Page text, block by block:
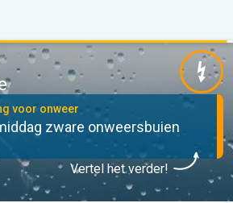
voor onweer
zware onweersbuien
Vertel het verder!